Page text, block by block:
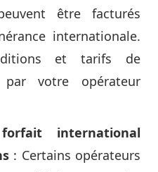
être facturés
internationale.
et tarifs de
par votre opérateur
international
: Certains opérateurs